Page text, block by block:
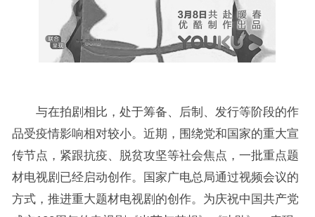
与在拍剧相比，处于筹备、后制、发行等阶段的作
品受疫情影响相对较小。近期，围绕党和国家的重大宣
传节点，紧跟抗疫、脱贫攻坚等社会焦点，一批重点题
材电视剧已经启动创作。国家广电总局通过视频会议的
方式，推进重大题材电视剧的创作。为庆祝中国共产党